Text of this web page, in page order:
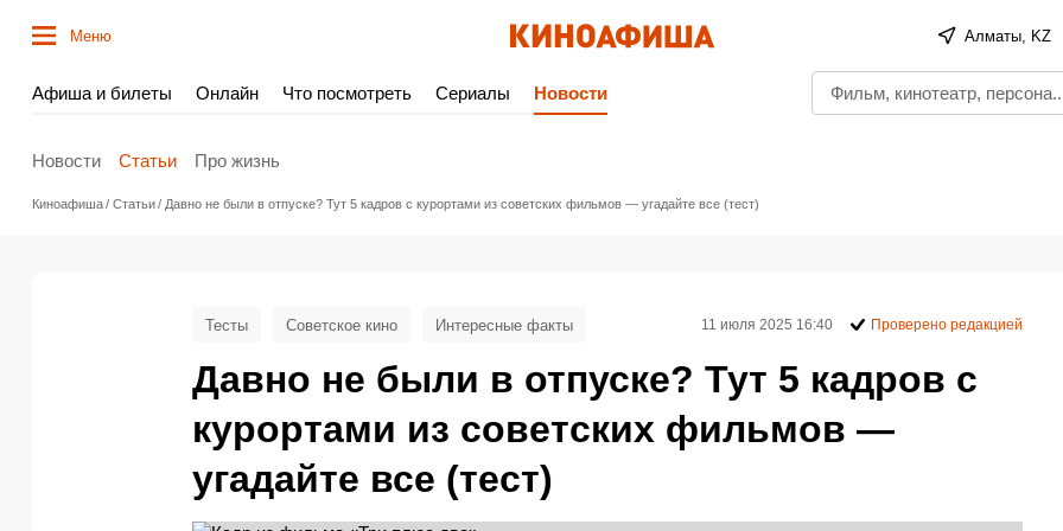
Меню Алматы, KZ
Афиша и билеты Онлайн Что посмотреть Сериалы Новости
Новости Статьи Про жизнь
Киноафиша Статьи Давно не были в отпуске? Тут 5 кадров с курортами из советских фильмов — угадайте все (тест)
Давно не были в отпуске? Тут 5 кадров с
курортами из советских фильмов —
угадайте все (тест)
Тесты Советское кино Интересные факты 11 июля 2025 16:40 Проверено редакцией